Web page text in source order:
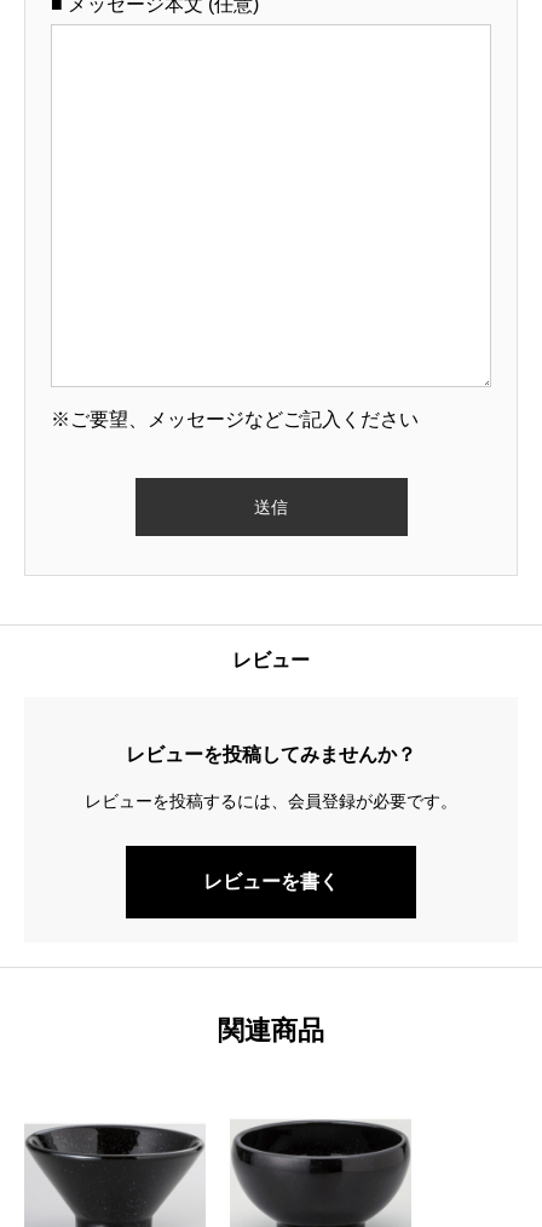
■ メッセージ本文 (任意)
※ご要望、メッセージなどご記入ください
レビュー
レビューを投稿してみませんか？
レビューを投稿するには、会員登録が必要です。
レビューを書く
関連商品